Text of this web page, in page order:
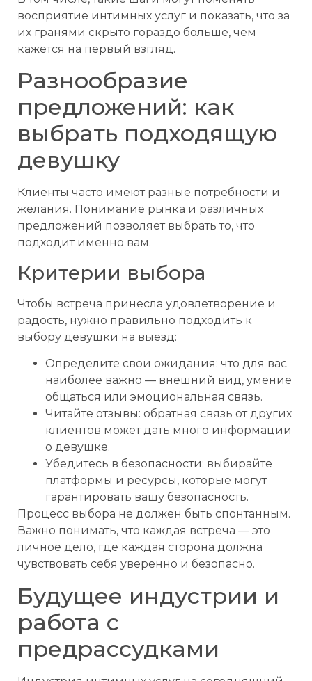
восприятие интимных услуг и показать, что за
их гранями скрыто гораздо больше, чем
кажется на первый взгляд.
Разнообразие
предложений: как
выбрать подходящую
девушку
Клиенты часто имеют разные потребности и
желания. Понимание рынка и различных
предложений позволяет выбрать то, что
подходит именно вам.
Критерии выбора
Чтобы встреча принесла удовлетворение и
радость, нужно правильно подходить к
выбору девушки на выезд:
Определите свои ожидания: что для вас
наиболее важно — внешний вид, умение
общаться или эмоциональная связь.
Читайте отзывы: обратная связь от других
клиентов может дать много информации
о девушке.
Убедитесь в безопасности: выбирайте
платформы и ресурсы, которые могут
гарантировать вашу безопасность.
Процесс выбора не должен быть спонтанным.
Важно понимать, что каждая встреча — это
личное дело, где каждая сторона должна
чувствовать себя уверенно и безопасно.
Будущее индустрии и
работа с
предрассудками